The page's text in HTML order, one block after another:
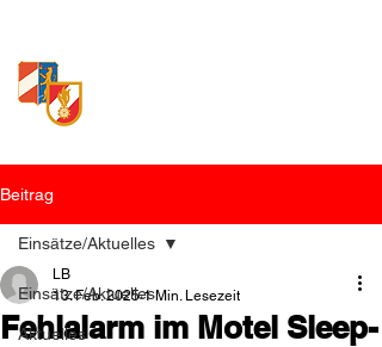
Beitrag
Einsätze/Aktuelles
Aktuelles
Einsätze/Aktuelles
Fehlalarm im Motel Sleep-
LB
13. Feb. 2025 1 Min. Lesezeit